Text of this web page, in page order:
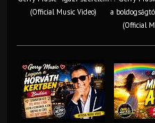
(Official Music Video)
a
(Official